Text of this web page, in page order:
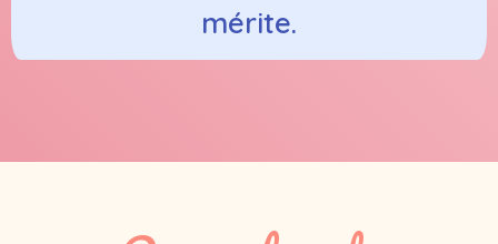
mérite.